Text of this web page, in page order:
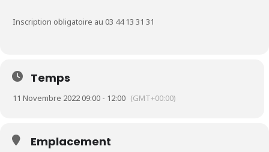
Inscription obligatoire au 03 44 13 31 31
Temps
11 Novembre 2022 09:00 - 12:00 (GMT+00:00)
Emplacement